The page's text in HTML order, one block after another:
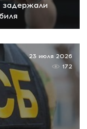
задержали
23 июля 2026
172